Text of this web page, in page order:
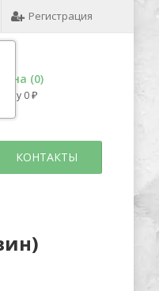
Регистрация
(0)
0 ₽
КОНТАКТЫ